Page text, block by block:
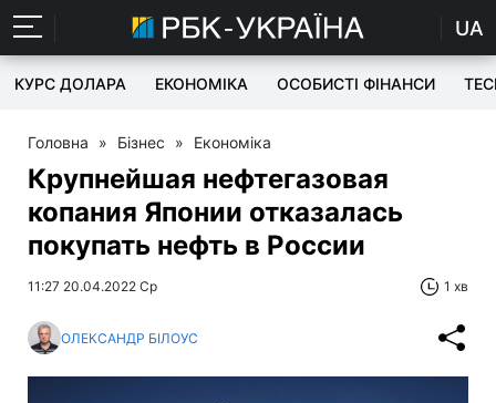
UA
КУРС ДОЛАРА ЕКОНОМІКА ОСОБИСТІ ФІНАНСИ
Головна » Бізнес » Економіка
Крупнейшая нефтегазовая
копания Японии отказалась
покупать нефть в России
11:27 20.04.2022 Ср 1 хв
ОЛЕКСАНДР БІЛОУС